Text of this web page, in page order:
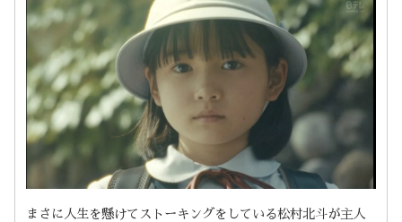
まさに人生を懸けてストーキングをしている松村北斗が主人